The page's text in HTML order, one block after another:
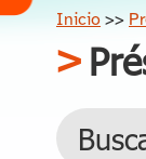
Inicio >>